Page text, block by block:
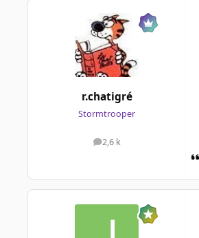
r.chatigré
Stormtrooper
2,6 k
messages